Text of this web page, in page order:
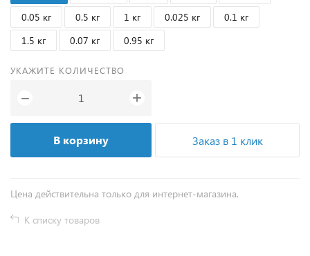
0.05 кг
0.5 кг 1 кг 0.025 кг
0.1 кг
1.5 кг
0.07 кг 0.95 кг
УКАЖИТЕ КОЛИЧЕСТВО
− +
В корзину Заказ в 1 клик
Цена действительна только для интернет-магазина.
К списку товаров